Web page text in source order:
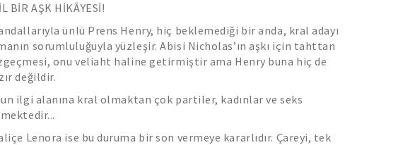
BİR AŞK HİKÂYESİ!
ünlü Prens Henry, hiç beklemediği bir anda, kral adayı
sorumluluğuyla yüzleşir. Abisi Nicholas’ın aşkı için tahttan
onu veliaht haline getirmiştir ama Henry buna hiç de
değildir.
ilgi alanına kral olmaktan çok partiler, kadınlar ve seks
Lenora ise bu duruma bir son vermeye kararlıdır. Çareyi, tek